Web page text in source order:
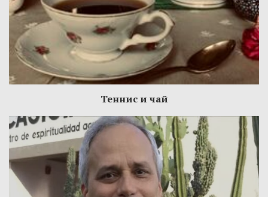
Теннис и чай